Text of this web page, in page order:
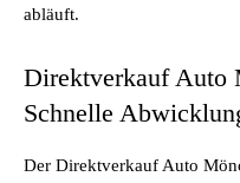
abläuft.
Direktverkauf Auto
Schnelle
Der Direktverkauf Auto